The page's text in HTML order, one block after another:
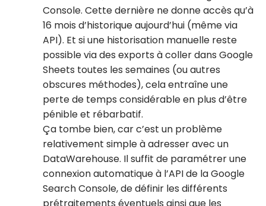
Console. Cette dernière ne donne accès qu’à
16 mois d’historique aujourd’hui (même via
API). Et si une historisation manuelle reste
possible via des exports à coller dans Google
Sheets toutes les semaines (ou autres
obscures méthodes), cela entraîne une
perte de temps considérable en plus d’être
pénible et rébarbatif.
Ça tombe bien, car c’est un problème
relativement simple à adresser avec un
DataWarehouse. Il suffit de paramétrer une
connexion automatique à l’API de la Google
Search Console, de définir les différents